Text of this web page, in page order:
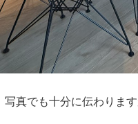
写真でも十分に伝わりま